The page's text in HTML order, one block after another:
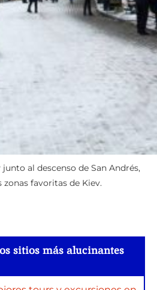
al descenso de San Andrés,
zonas favoritas de Kiev.
sitios más alucinantes